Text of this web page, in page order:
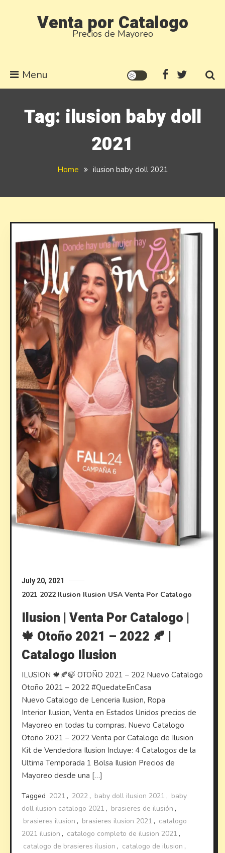
Venta por Catalogo
Precios de Mayoreo
Menu
Tag: ilusion baby doll
2021
Home ilusion baby doll 2021
July 20, 2021
2021 2022 Ilusion Ilusion USA Venta Por Catalogo
Ilusion | Venta Por Catalogo |
🍁 Otoño 2021 – 2022 🍂 |
Catalogo Ilusion
ILUSION 🍁🍂🍃 OTOÑO 2021 – 202 Nuevo Catalogo
Otoño 2021 – 2022 #QuedateEnCasa
Nuevo Catalogo de Lenceria Ilusion, Ropa
Interior Ilusion, Venta en Estados Unidos precios de
Mayoreo en todas tu compras. Nuevo Catalogo
Otoño 2021 – 2022 Venta por Catalogo de Ilusion
Kit de Vendedora Ilusion Incluye: 4 Catalogos de la
Ultima Temporada 1 Bolsa Ilusion Precios de
Mayoreo desde una […]
Tagged 2021 , 2022 , baby doll ilusion 2021 , baby
doll ilusion catalogo 2021 , brasieres de ilusión ,
brasieres ilusion , brasieres ilusion 2021 , catalogo
2021 ilusion , catalogo completo de ilusion 2021 ,
catalogo de brasieres ilusion , catalogo de ilusion ,